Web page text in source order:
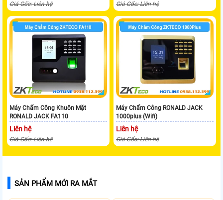
Giá Gốc: Liên hệ Giá Gốc: Liên hệ
Máy Chấm Công Khuôn Mặt
RONALD JACK FA110
Liên hệ
Giá Gốc: Liên hệ
Máy Chấm Công RONALD JACK
1000plus (Wifi)
Liên hệ
Giá Gốc: Liên hệ
SẢN PHẨM MỚI RA MẮT